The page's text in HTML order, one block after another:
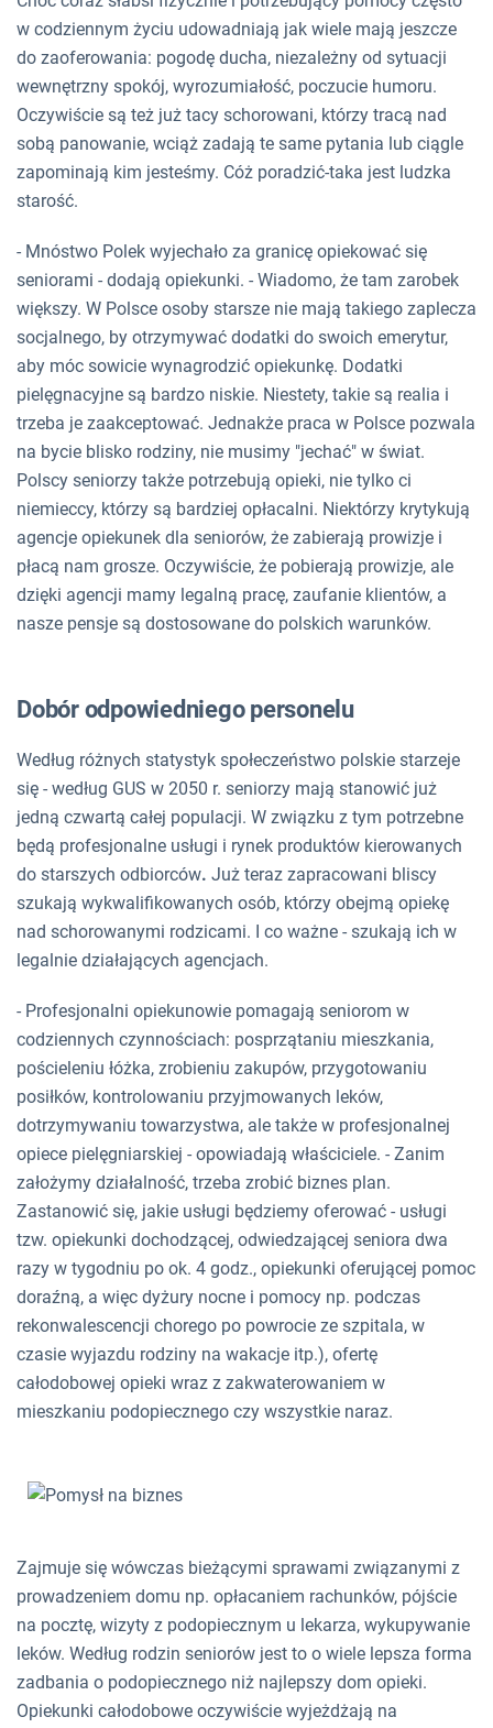
w codziennym życiu udowadniają jak wiele mają jeszcze
do zaoferowania: pogodę ducha, niezależny od sytuacji
wewnętrzny spokój, wyrozumiałość, poczucie humoru.
Oczywiście są też już tacy schorowani, którzy tracą nad
sobą panowanie, wciąż zadają te same pytania lub ciągle
zapominają kim jesteśmy. Cóż poradzić-taka jest ludzka
starość.
- Mnóstwo Polek wyjechało za granicę opiekować się
seniorami - dodają opiekunki. - Wiadomo, że tam zarobek
większy. W Polsce osoby starsze nie mają takiego zaplecza
socjalnego, by otrzymywać dodatki do swoich emerytur,
aby móc sowicie wynagrodzić opiekunkę. Dodatki
pielęgnacyjne są bardzo niskie. Niestety, takie są realia i
trzeba je zaakceptować. Jednakże praca w Polsce pozwala
na bycie blisko rodziny, nie musimy "jechać" w świat.
Polscy seniorzy także potrzebują opieki, nie tylko ci
niemieccy, którzy są bardziej opłacalni. Niektórzy krytykują
agencje opiekunek dla seniorów, że zabierają prowizje i
płacą nam grosze. Oczywiście, że pobierają prowizje, ale
dzięki agencji mamy legalną pracę, zaufanie klientów, a
nasze pensje są dostosowane do polskich warunków.
Dobór odpowiedniego personelu
Według różnych statystyk społeczeństwo polskie starzeje
się - według GUS w 2050 r. seniorzy mają stanowić już
jedną czwartą całej populacji. W związku z tym potrzebne
będą profesjonalne usługi i rynek produktów kierowanych
do starszych odbiorców. Już teraz zapracowani bliscy
szukają wykwalifikowanych osób, którzy obejmą opiekę
nad schorowanymi rodzicami. I co ważne - szukają ich w
legalnie działających agencjach.
- Profesjonalni opiekunowie pomagają seniorom w
codziennych czynnościach: posprzątaniu mieszkania,
pościeleniu łóżka, zrobieniu zakupów, przygotowaniu
posiłków, kontrolowaniu przyjmowanych leków,
dotrzymywaniu towarzystwa, ale także w profesjonalnej
opiece pielęgniarskiej - opowiadają właściciele. - Zanim
założymy działalność, trzeba zrobić biznes plan.
Zastanowić się, jakie usługi będziemy oferować - usługi
tzw. opiekunki dochodzącej, odwiedzającej seniora dwa
razy w tygodniu po ok. 4 godz., opiekunki oferującej pomoc
doraźną, a więc dyżury nocne i pomocy np. podczas
rekonwalescencji chorego po powrocie ze szpitala, w
czasie wyjazdu rodziny na wakacje itp.), ofertę
całodobowej opieki wraz z zakwaterowaniem w
mieszkaniu podopiecznego czy wszystkie naraz.
Zajmuje się wówczas bieżącymi sprawami związanymi z
prowadzeniem domu np. opłacaniem rachunków, pójście
na pocztę, wizyty z podopiecznym u lekarza, wykupywanie
leków. Według rodzin seniorów jest to o wiele lepsza forma
zadbania o podopiecznego niż najlepszy dom opieki.
Opiekunki całodobowe oczywiście wyjeżdżają na